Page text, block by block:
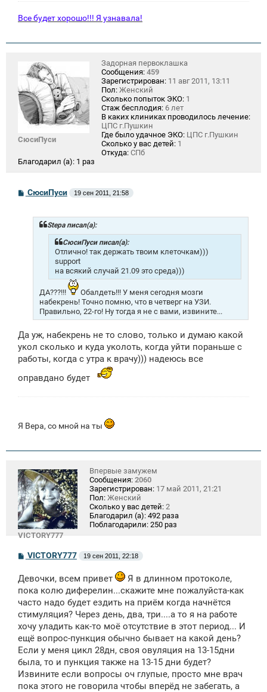
Все будет хорошо!!! Я узнавала!
СюсиПуси
Задорная первоклашка
Сообщения: 459
Зарегистрирован: 11 авг 2011, 13:11
Пол: Женский
Сколько попыток ЭКО: 1
Стаж бесплодия: 6 лет
В каких клиниках проводилось лечение:
ЦПС г.Пушкин
Где было удачное ЭКО: ЦПС г.Пушкин
Сколько у вас детей: 1
Откуда: СПб
Благодарил (а): 1 раз
С
о
СюсиПуси 19 сен 2011, 21:58
Stepa писал(а):
СюсиПуси писал(а):
Отлично! так держать твоим клеточкам)))
support
на всякий случай 21.09 это среда)))
ДА???!!!
Обалдеть!!! У меня сегодня мозги
набекрень! Точно помню, что в четверг на УЗИ.
Правильно, 22-го! Ну тогда я не с вами, извините...
Да уж, набекрень не то слово, только и думаю какой
укол сколько и куда уколоть, когда уйти пораньше с
работы, когда с утра к врачу))) надеюсь все
оправдано будет
Я Вера, со мной на ты
VICTORY777
Впервые замужем
Сообщения: 2060
Зарегистрирован: 17 май 2011, 21:21
Пол: Женский
Сколько у вас детей: 2
Благодарил (а): 492 раза
Поблагодарили: 250 раз
С
б
щ
е
н
и
VICTORY777 19 сен 2011, 22:18
Девочки, всем привет
Я в длинном протоколе,
пока колю диферелин...скажите мне пожалуйста-как
часто надо будет ездить на приём когда начнётся
стимуляция? Через день, два, три....а то я на работе
хочу уладить как-то моё отсутствие в этот период... И
ещё вопрос-пункция обычно бывает на какой день?
Если у меня цикл 28дн, своя овуляция на 13-15дни
была, то и пункция также на 13-15 дни будет?
Извините если вопросы оч глупые, просто мне врач
пока этого не говорила чтобы вперёд не забегать, а